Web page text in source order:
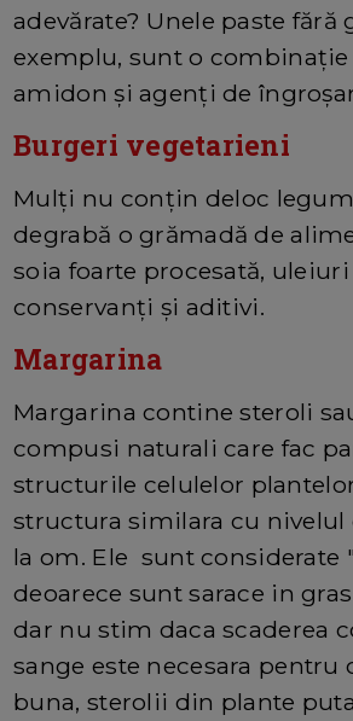
adevărate? Unele paste fără
exemplu, sunt o
amidon și agenți de
Burgeri vegetarieni
Mulți nu conțin deloc
degrabă o grămadă de
soia foarte procesată, uleiuri
conservanți și aditivi.
Margarina
Margarina contine steroli
compusi naturali care fac
structurile celulelor
structura similara cu nivelul
la om. Ele sunt considerate
deoarece sunt sarace in
dar nu stim daca scaderea
sange este necesara pentru
buna, sterolii din plante